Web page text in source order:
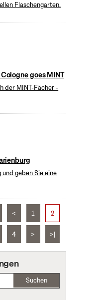
Flaschengarten.
goes MINT
der MINT-Fächer -
geben Sie eine
< 1 2
4 > >|
Suchen